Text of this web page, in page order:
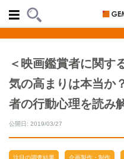
＜映画鑑賞者に関す
気の高まりは本当か
者の行動心理を読み
公開日: 2019/03/27
注目の調査結果 企画製作・制作